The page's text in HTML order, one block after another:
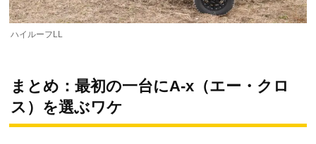
ハイルーフLL
まとめ：最初の一台にA-x（エー・クロ
ス）を選ぶワケ